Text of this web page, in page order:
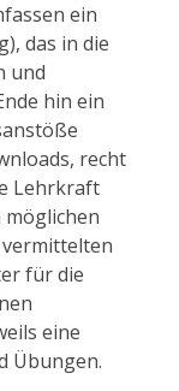
ein
das in die
und
hin ein
recht
Lehrkraft
möglichen
für die
eine
Übungen.